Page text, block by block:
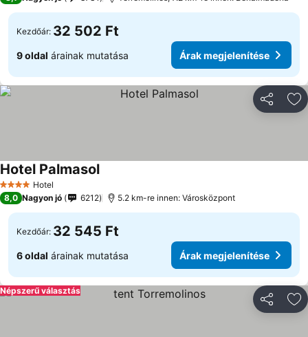
Kezdőár: 32 502 Ft
9 oldal árainak mutatása Árak megjelenítése
4 KategóriaHotel
Hotel Palmasol
8,0 Nagyon jó 6212 5.2 km-re innen: Városközpont
Kezdőár: 32 545 Ft
6 oldal árainak mutatása Árak megjelenítése
Népszerű választás